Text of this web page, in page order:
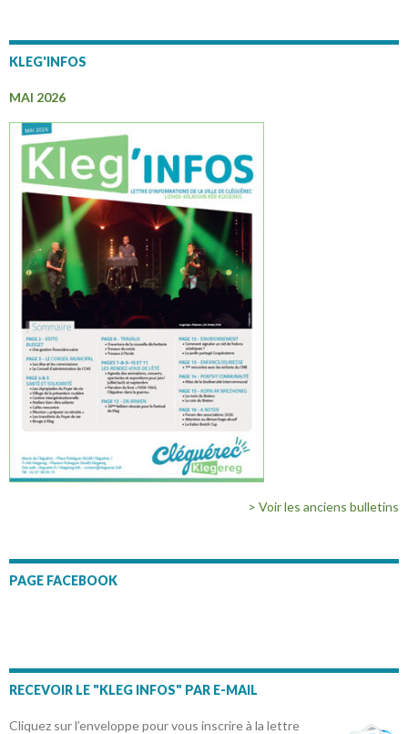
KLEG'INFOS
MAI 2026
> Voir les anciens bulletins
PAGE FACEBOOK
RECEVOIR LE "KLEG INFOS" PAR E-MAIL
Cliquez sur l’enveloppe pour vous inscrire à la lettre